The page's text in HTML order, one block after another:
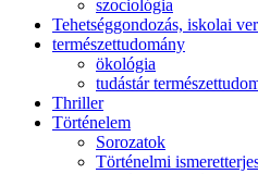
szociológia
Tehetséggondozás, iskolai
természettudomány
ökológia
tudástár
Thriller
Történelem
Sorozatok
Történelmi